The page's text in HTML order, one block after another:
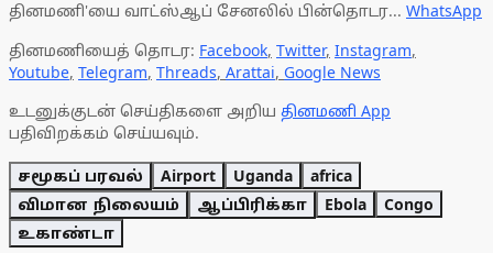
தினமணி'யை வாட்ஸ்ஆப் சேனலில் பின்தொடர... WhatsApp
தினமணியைத் தொடர: Facebook, Twitter, Instagram,
Youtube, Telegram, Threads, Arattai, Google News
உடனுக்குடன் செய்திகளை அறிய தினமணி App
பதிவிறக்கம் செய்யவும்.
சமூகப் பரவல் Airport Uganda
africa
விமான நிலையம்
ஆப்பிரிக்கா Ebola
Congo
உகாண்டா